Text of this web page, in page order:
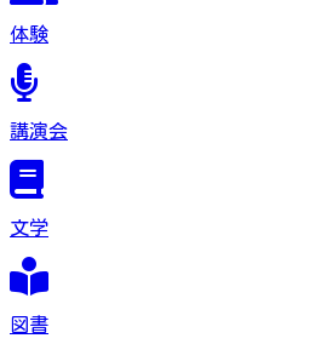
体験
講演会
文学
図書